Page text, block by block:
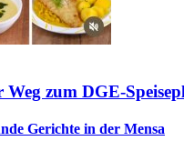
zum DGE-
Gerichte in der Mensa